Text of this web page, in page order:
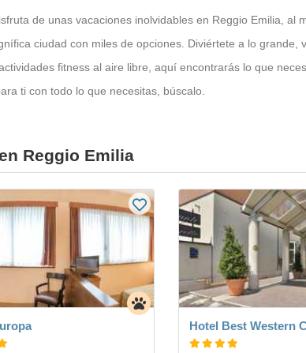
de unas vacaciones inolvidables en Reggio Emilia, al
ciudad con miles de opciones. Diviértete a lo grande,
fitness al aire libre, aquí encontrarás lo que
ti con todo lo que necesitas, búscalo.
Reggio Emilia
Hotel Best Western